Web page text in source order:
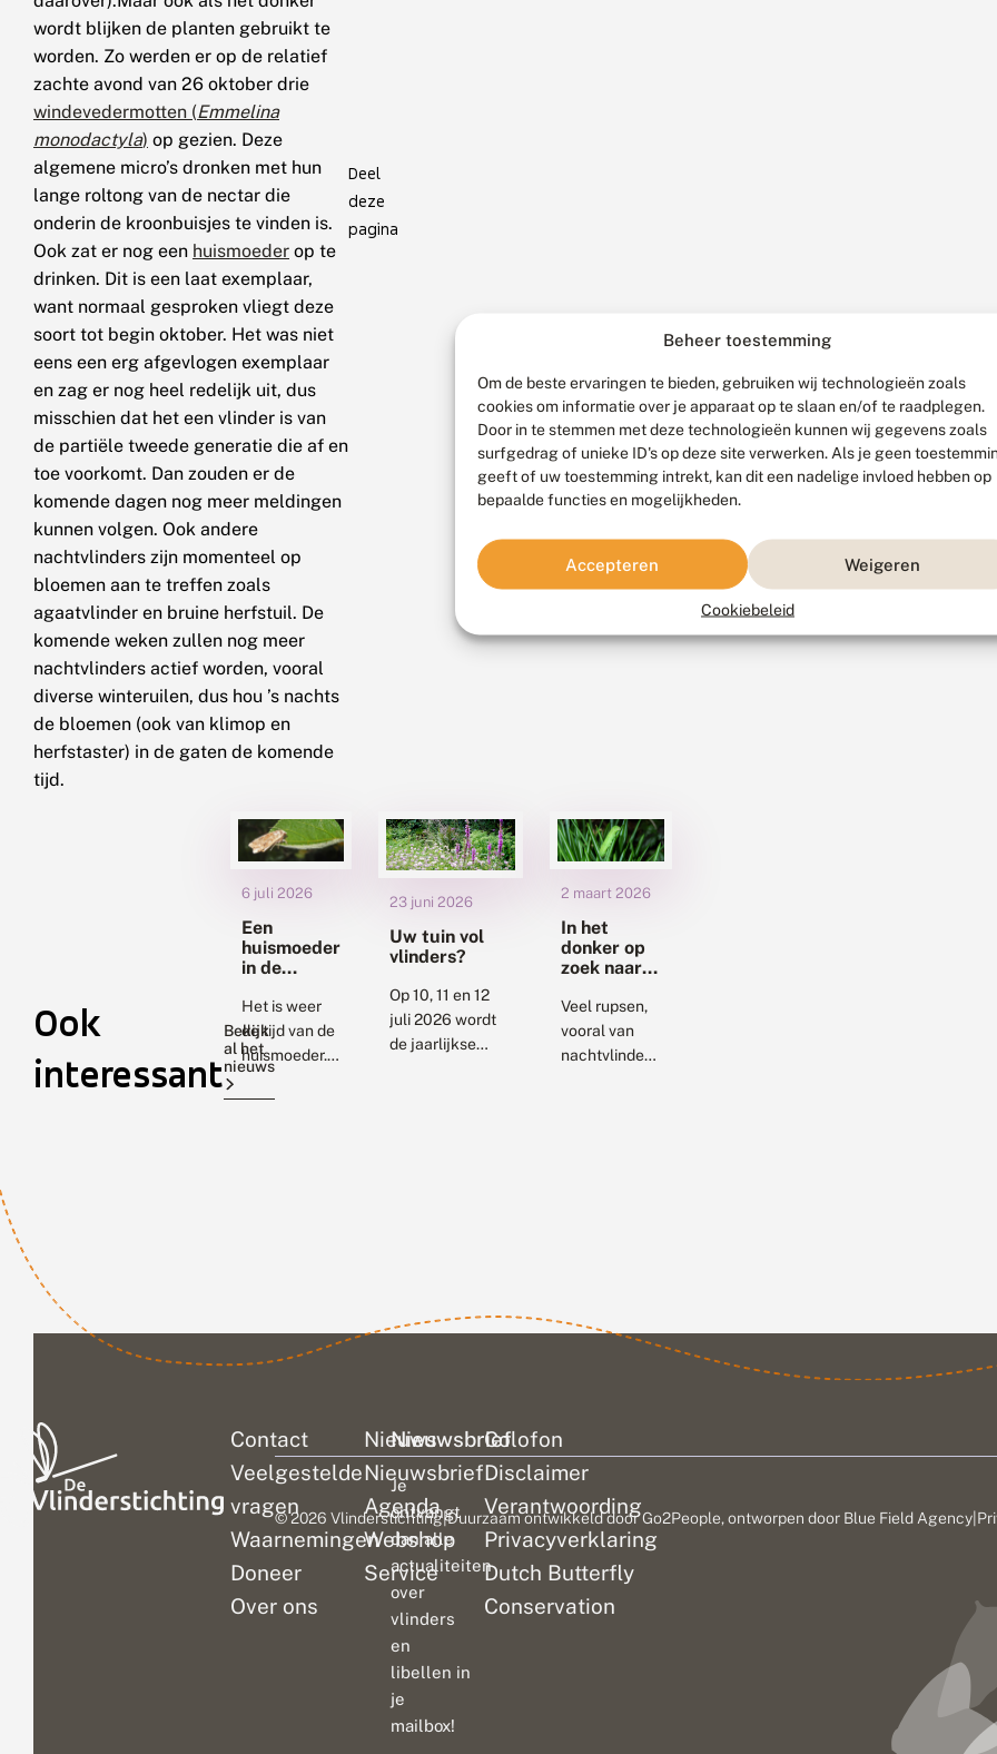
Beheer toestemming
Om de beste ervaringen te bieden, gebruiken wij technologieën zoals
cookies om informatie over je apparaat op te slaan en/of te raadplegen.
Door in te stemmen met deze technologieën kunnen wij gegevens zoals
surfgedrag of unieke ID's op deze site verwerken. Als je geen
geeft of uw toestemming intrekt, kan dit een nadelige invloed hebben op
bepaalde functies en mogelijkheden.
Accepteren Weigeren
Cookiebeleid
wordt blijken de planten gebruikt te
worden. Zo werden er op de relatief
zachte avond van 26 oktober drie
windevedermotten (Emmelina
monodactyla) op gezien. Deze
algemene micro’s dronken met hun
lange roltong van de nectar die
onderin de kroonbuisjes te vinden is.
Ook zat er nog een huismoeder op te
drinken. Dit is een laat exemplaar,
want normaal gesproken vliegt deze
soort tot begin oktober. Het was niet
eens een erg afgevlogen exemplaar
en zag er nog heel redelijk uit, dus
misschien dat het een vlinder is van
de partiële tweede generatie die af en
toe voorkomt. Dan zouden er de
komende dagen nog meer meldingen
kunnen volgen. Ook andere
nachtvlinders zijn momenteel op
bloemen aan te treffen zoals
agaatvlinder en bruine herfstuil. De
komende weken zullen nog meer
nachtvlinders actief worden, vooral
diverse winteruilen, dus hou ’s nachts
de bloemen (ook van klimop en
herfstaster) in de gaten de komende
tijd.
Deel
deze
pagina
Ook
interessant
Bekijk
al het
nieuws
6 juli 2026
Een
huismoeder
in de
Het is weer
de tijd van de
huismoeder.
veel
23 juni 2026
Uw tuin vol
vlinders?
Op 10, 11 en 12
juli 2026 wordt
de jaarlijkse
2 maart 2026
In het
donker op
zoek naar
tuin
Veel rupsen,
vooral van
nachtvlinders,
soorten...
Contact
Veelgestelde
vragen
Waarnemingen
Doneer
Over ons
Nieuws
Nieuwsbrief
Agenda
Webshop
Service
Colofon
Disclaimer
Verantwoording
Privacyverklaring
Dutch Butterfly
Conservation
Nieuwsbrief
Je
ontvangt
dan alle
actualiteiten
over
vlinders
en
libellen in
je
mailbox!
© 2026 Vlinderstichting|Duurzaam ontwikkeld doorGo2People, ontworpen door Blue Field Agency